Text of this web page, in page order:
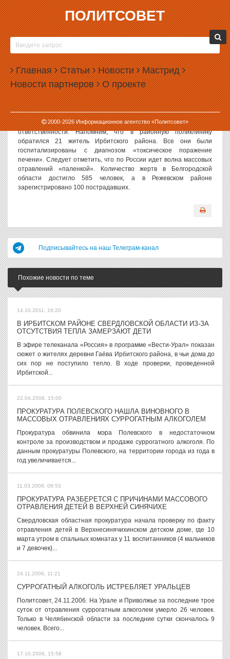
ПОЛИТСОВЕТ
Главная Статьи Новости Мастрид
Новости партнеров О проекте
2000-2026Информационное агентство «Политсовет»
28.09.2006, 14:22
С «ПАЛЕНКОЙ» РАЗБЕРЕТСЯ ПРОКУРАТУРА
Политсовет, 28.09.2006. Как сообщают в пресс-службе отдела
Генеральной прокуратуры в УрФО, Прокуратуре Свердловской
области дано указание провести тщательную проверку фактов
массового отравления суррогатным спиртом жителей Ирбитского
района. Прокуратуре предписано безотлагательно решить
вопрос о возбуждении уголовного дела и привлечении
распространителей ядовитого зелья к установленной законом
ответственности. Напомним, что в районную поликлинику
обратился 21 житель Ирбитского района. Все они были
госпитализированы с диагнозом «токсическое поражение
печени». Следует отметить, что по России идет волна массовых
отравлений «паленкой». Количество жертв в Белгородской
области достигло 585 человек, а в Режевском районе
зарегистрировано 100 пострадавших.
Подписывайтесь на наш Телеграм-канал
Похожие новости по теме
14.10.2011, 16:20
В ИРБИТСКОМ РАЙОНЕ СВЕРДЛОВСКОЙ ОБЛАСТИ ИЗ-ЗА
ОТСУТСТВИЯ ТЕПЛА ЗАМЕРЗАЮТ ДЕТИ
В эфире телеканала «Россия» в программе «Вести-Урал» показан
сюжет о жителях деревни Гаёва Ирбитского района, в чьи дома до
сих пор не поступило тепло. В ходе проверки, проведенной
Ирбитской...
22.04.2008, 15:00
ПРОКУРАТУРА ПОЛЕВСКОГО НАШЛА ВИНОВНОГО В
МАССОВЫХ ОТРАВЛЕНИЯХ СУРРОГАТНЫМ АЛКОГОЛЕМ
Прокуратура обвинила мэра Полевского в недостаточном
контроле за производством и продаже суррогатного алкоголя. По
данным прокуратуры Полевского, на территории города из года в
год увеличивается...
11.03.2008, 08:53
ПРОКУРАТУРА РАЗБЕРЕТСЯ С ПРИЧИНАМИ МАССОВОГО
ОТРАВЛЕНИЯ ДЕТЕЙ В ВЕРХНЕЙ СИНЯЧИХЕ
Свердловская областная прокуратура начала проверку по факту
отравления детей в Верхнесинячихинском детском доме, где 10
марта утром в спальных комнатах у 11 воспитанников (4 мальчиков
и 7 девочек)...
24.11.2006, 11:21
СУРРОГАТНЫЙ АЛКОГОЛЬ ИСТРЕБЛЯЕТ УРАЛЬЦЕВ
Политсовет, 24.11.2006. На Урале и Приволжье за последние трое
суток от отравления суррогатным алкоголем умерло 26 человек.
Только в Челябинской области за последние сутки скончалось 9
человек. Всего...
17.10.2006, 15:58